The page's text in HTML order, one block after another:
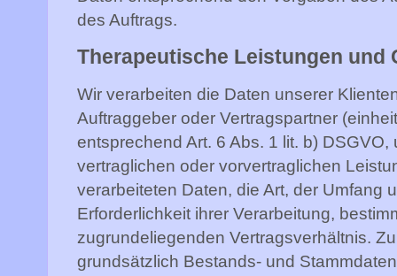
des Auftrags.
Therapeutische Leistungen und
Wir verarbeiten die Daten unserer
Auftraggeber oder Vertragspartner
entsprechend Art. 6 Abs. 1 lit. b)
vertraglichen oder vorvertraglichen
verarbeiteten Daten, die Art, der Umfang
Erforderlichkeit ihrer Verarbeitung,
zugrundeliegenden Vertragsverhältnis.
grundsätzlich Bestands- und